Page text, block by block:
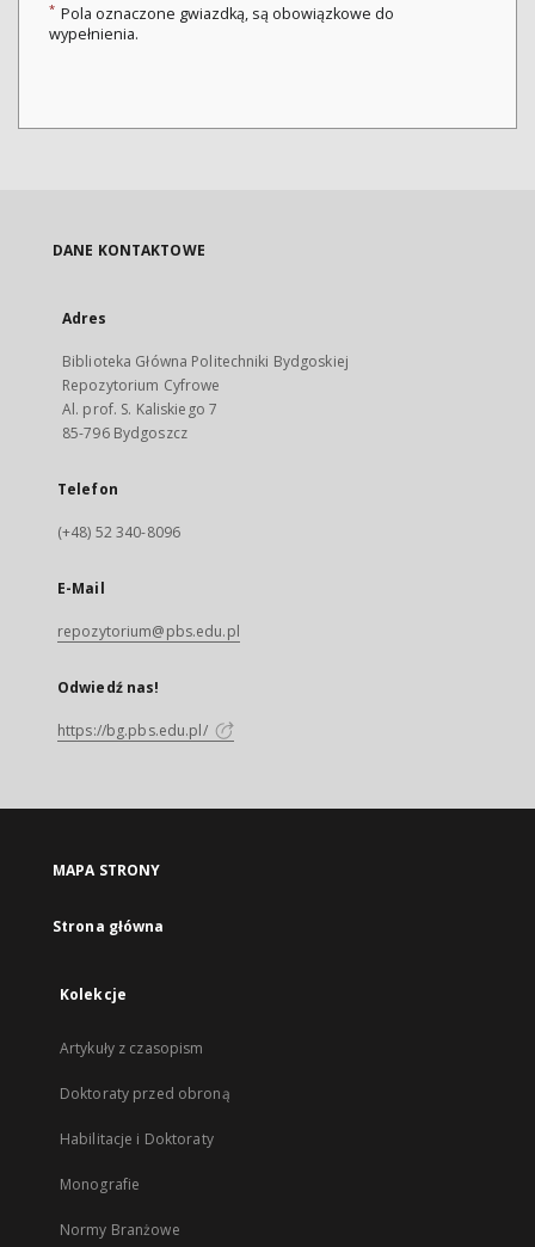
* Pola oznaczone gwiazdką, są obowiązkowe do
wypełnienia.
DANE KONTAKTOWE
Adres
Biblioteka Główna Politechniki Bydgoskiej
Repozytorium Cyfrowe
Al. prof. S. Kaliskiego 7
85-796 Bydgoszcz
Telefon
(+48) 52 340-8096
E-Mail
repozytorium@pbs.edu.pl
Odwiedź nas!
https://bg.pbs.edu.pl/
MAPA STRONY
Strona główna
Kolekcje
Artykuły z czasopism
Doktoraty przed obroną
Habilitacje i Doktoraty
Monografie
Normy Branżowe